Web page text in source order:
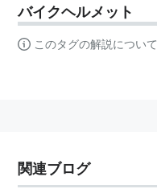
バイクヘルメット
このタグの解説について
関連ブログ